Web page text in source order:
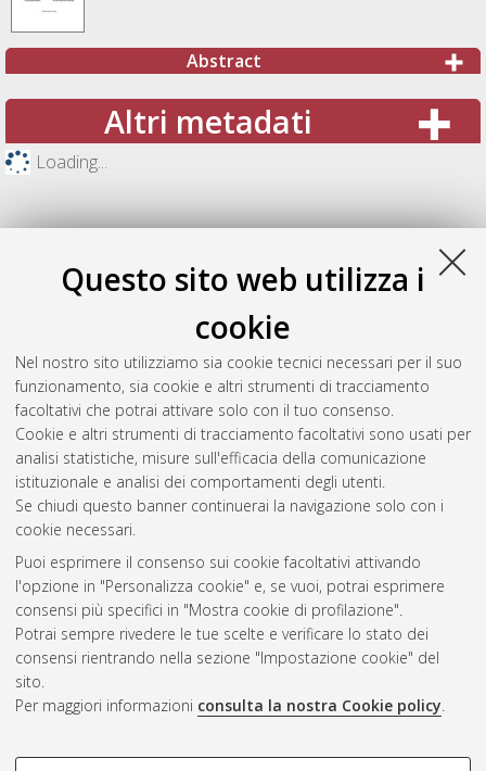
Questo sito web utilizza i
cookie
Nel nostro sito utilizziamo sia cookie tecnici necessari per il suo
funzionamento, sia cookie e altri strumenti di tracciamento
facoltativi che potrai attivare solo con il tuo consenso.
Cookie e altri strumenti di tracciamento facoltativi sono usati per
analisi statistiche, misure sull'efficacia della comunicazione
istituzionale e analisi dei comportamenti degli utenti.
Se chiudi questo banner continuerai la navigazione solo con i
cookie necessari.
Puoi esprimere il consenso sui cookie facoltativi attivando
l'opzione in "Personalizza cookie" e, se vuoi, potrai esprimere
consensi più specifici in "Mostra cookie di profilazione".
Potrai sempre rivedere le tue scelte e verificare lo stato dei
consensi rientrando nella sezione "Impostazione cookie" del
sito.
Per maggiori informazioni consulta la nostra Cookie policy.
COOKIE DI PROFILAZIONE -
Abstract
Altri metadati
Loading...
Gestione del documento:
Atom
Rss 1.0
Rss 2.0
ISSN: 2038-7946
Impostazioni Cookie